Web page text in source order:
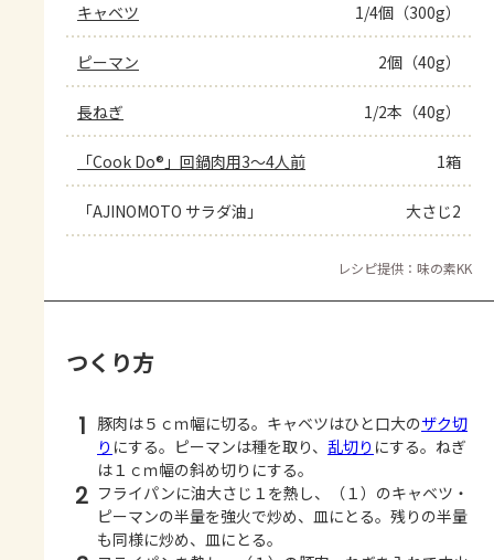
キャベツ 1/4個（300g）
ピーマン 2個（40g）
長ねぎ 1/2本（40g）
「Cook Do®」回鍋肉用3～4人前 1箱
「AJINOMOTO サラダ油」 大さじ2
レシピ提供：味の素KK
つくり方
1 豚肉は５ｃｍ幅に切る。キャベツはひと口大のザク切
り にする。ピーマンは種を取り、 乱切り にする。ねぎ
は１ｃｍ幅の斜め切りにする。
2 フライパンに油大さじ１を熱し、（１）のキャベツ・
ピーマンの半量を強火で炒め、皿にとる。残りの半量
も同様に炒め、皿にとる。